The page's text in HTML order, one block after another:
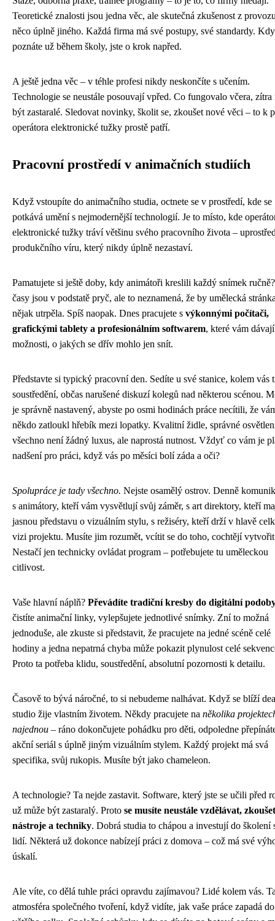
Teoretické znalosti jsou jedna věc, ale skutečná zkušenost z
něco úplně jiného. Každá firma má své postupy, své standardy.
poznáte už během školy, jste o krok napřed.
A ještě jedna věc – v téhle profesi nikdy neskončíte s učením.
Technologie se neustále posouvají vpřed. Co fungovalo včera, zítra
být zastaralé. Sledovat novinky, školit se, zkoušet nové věci – to k
operátora elektronické tužky prostě patří.
Pracovní prostředí v animačních studiích
Když vstoupíte do animačního studia, octnete se v prostředí, kde se
potkává umění s nejmodernější technologií. Je to místo, kde
elektronické tužky tráví většinu svého pracovního života –
produkčního víru, který nikdy úplně nezastaví.
Pamatujete si ještě doby, kdy animátoři kreslili každý snímek
časy jsou v podstatě pryč, ale to neznamená, že by umělecká
nějak utrpěla. Spíš naopak. Dnes pracujete s výkonnými počítači,
grafickými tablety a profesionálním softwarem, které vám dávají
možnosti, o jakých se dřív mohlo jen snít.
Představte si typický pracovní den. Sedíte u své stanice, kolem vás
soustředění, občas narušené diskuzí kolegů nad některou scénou.
je správně nastavený, abyste po osmi hodinách práce necítili, že
někdo zatloukl hřebík mezi lopatky. Kvalitní židle, správné
všechno není žádný luxus, ale naprostá nutnost. Vždyť co vám je
nadšení pro práci, když vás po měsíci bolí záda a oči?
Spolupráce je tady všechno. Nejste osamělý ostrov. Denně
s animátory, kteří vám vysvětlují svůj záměr, s art direktory, kteří
jasnou představu o vizuálním stylu, s režiséry, kteří drží v hlavě
vizi projektu. Musíte jim rozumět, vcítit se do toho, cochtějí
Nestačí jen technicky ovládat program – potřebujete tu uměleckou
citlivost.
Vaše hlavní náplň? Převádíte tradiční kresby do digitální
čistíte animační linky, vylepšujete jednotlivé snímky. Zní to možná
jednoduše, ale zkuste si představit, že pracujete na jedné scéně celé
hodiny a jedna nepatrná chyba může pokazit plynulost celé
Proto ta potřeba klidu, soustředění, absolutní pozornosti k detailu.
Časově to bývá náročné, to si nebudeme nalhávat. Když se blíží
studio žije vlastním životem. Někdy pracujete na několika
najednou – ráno dokončujete pohádku pro děti, odpoledne
akční seriál s úplně jiným vizuálním stylem. Každý projekt má svá
specifika, svůj rukopis. Musíte být jako chameleon.
A technologie? Ta nejde zastavit. Software, který jste se učili před
už může být zastaralý. Proto se musíte neustále vzdělávat,
nástroje a techniky. Dobrá studia to chápou a investují do školení
lidí. Některá už dokonce nabízejí práci z domova – což má své
úskalí.
Ale víte, co dělá tuhle práci opravdu zajímavou? Lidé kolem vás.
atmosféra společného tvoření, když vidíte, jak vaše práce zapadá do